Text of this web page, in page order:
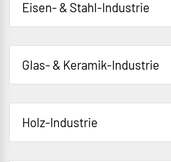
Eisen- & Stahl-Industrie
Glas- & Keramik-Industrie
Holz-Industrie